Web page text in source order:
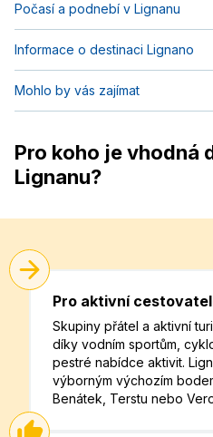
Počasí a podnebí v Lignanu
Informace o destinaci Lignano
Mohlo by vás zajímat
Pro koho je vhodná
Lignanu?
Pro aktivní
Skupiny přátel a aktivní
díky vodním sportům,
pestré nabídce aktivit.
výborným výchozím
Benátek, Terstu nebo